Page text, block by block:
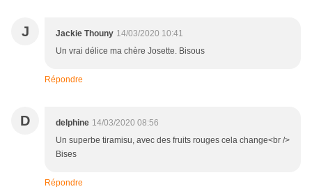
J Jackie Thouny 14/03/2020 10:41
Un vrai délice ma chère Josette. Bisous
Répondre
D delphine 14/03/2020 08:56
Un superbe tiramisu, avec des fruits rouges cela change<br />
Bises
Répondre